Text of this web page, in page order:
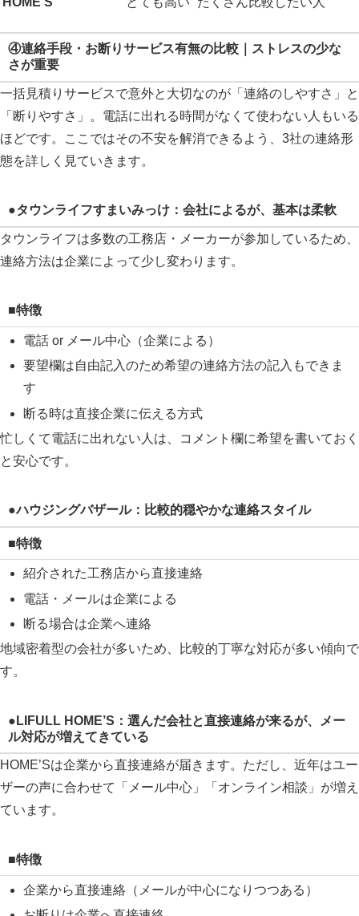
④連絡手段・お断りサービス有無の比較｜ストレスの少な
さが重要
一括見積りサービスで意外と大切なのが「連絡のしやすさ」と
「断りやすさ」。電話に出れる時間がなくて使わない人もいる
ほどです。ここではその不安を解消できるよう、3社の連絡形
態を詳しく見ていきます。
●タウンライフすまいみっけ：会社によるが、基本は柔軟
タウンライフは多数の工務店・メーカーが参加しているため、
連絡方法は企業によって少し変わります。
■特徴
電話 or メール中心（企業による）
要望欄は自由記入のため希望の連絡方法の記入もできま
す
断る時は直接企業に伝える方式
忙しくて電話に出れない人は、コメント欄に希望を書いておく
と安心です。
●ハウジングバザール：比較的穏やかな連絡スタイル
■特徴
紹介された工務店から直接連絡
電話・メールは企業による
断る場合は企業へ連絡
地域密着型の会社が多いため、比較的丁寧な対応が多い傾向で
す。
●LIFULL HOME’S：選んだ会社と直接連絡が来るが、メー
ル対応が増えてきている
HOME’Sは企業から直接連絡が届きます。ただし、近年はユー
ザーの声に合わせて「メール中心」「オンライン相談」が増え
ています。
■特徴
企業から直接連絡（メールが中心になりつつある）